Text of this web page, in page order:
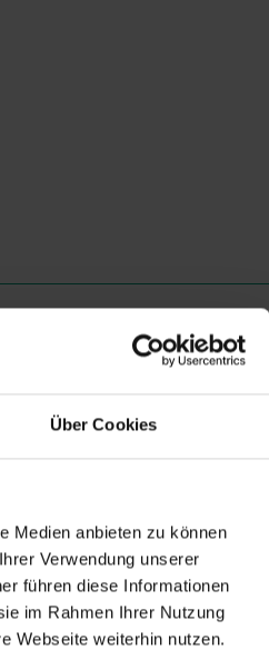
Über Cookies
Medien anbieten zu können
Verwendung unserer
führen diese Informationen
im Rahmen Ihrer Nutzung
Webseite weiterhin nutzen.